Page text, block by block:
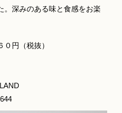
。深みのある味と食感をお楽
円（税抜）